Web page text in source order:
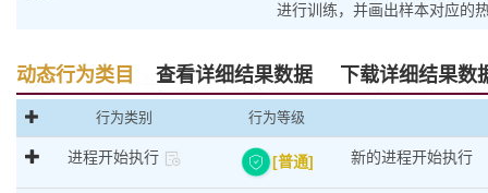
进行训练，并画出样本对应的
动态行为类目 查看详细结果数据 下载详细结果数
行为类别 行为等级
进程开始执行 [普通] 新的进程开始执行